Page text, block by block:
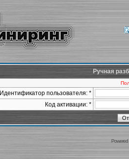
Ручная
Идентификатор пользователя: *
Код активации: *